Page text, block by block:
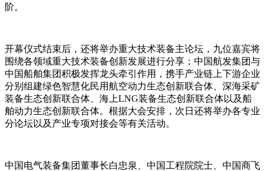
阶。
开幕仪式结束后，还将举办重大技术装备主论坛，九位嘉宾将
围绕各领域重大技术装备创新发展进行分享；中国航发集团与
中国船舶集团积极发挥龙头牵引作用，携手产业链上下游企业
分别组建绿色智慧化民用航空动力生态创新联合体、深海采矿
装备生态创新联合体、海上LNG装备生态创新联合体以及船
舶动力生态创新联合体。根据大会安排，次日还将举办各专业
分论坛以及产业专项对接会等有关活动。
中国电气装备集团董事长白忠泉、中国工程院院士、中国商飞